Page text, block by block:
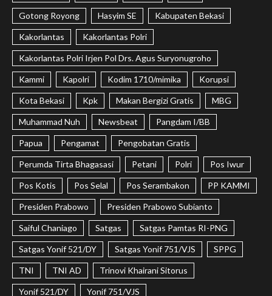
Gotong Royong Hasyim SE Kabupaten Bekasi
Kakorlantas Kakorlantas Polri
Kakorlantas Polri Irjen Pol Drs. Agus Suryonugroho
Kammi Kapolri Kodim 1710/mimika Korupsi
Kota Bekasi Kpk Makan Bergizi Gratis MBG
Muhammad Nuh Newsbeat Pangdam I/BB
Papua Pengamat Pengobatan Gratis
Perumda Tirta Bhagasasi Petani Polri Pos Iwur
Pos Kotis Pos Selal Pos Serambakon PP KAMMI
Presiden Prabowo Presiden Prabowo Subianto
Saiful Chaniago Satgas Satgas Pamtas RI-PNG
Satgas Yonif 521/DY Satgas Yonif 751/VJS SPPG
TNI TNI AD Trinovi Khairani Sitorus
Yonif 521/DY Yonif 751/VJS